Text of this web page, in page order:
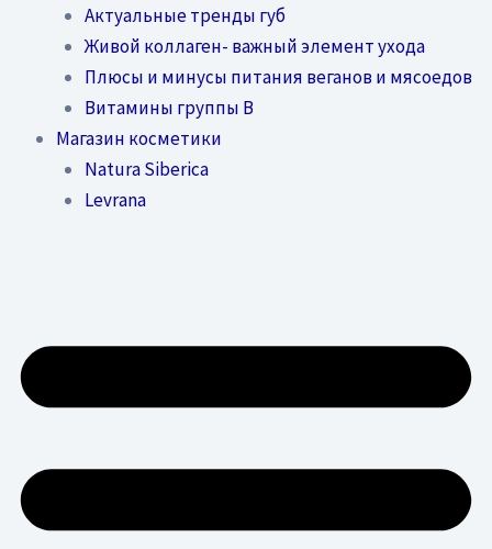
Актуальные тренды губ
Живой коллаген- важный элемент ухода
Плюсы и минусы питания веганов и мясоедов
Витамины группы В
Магазин косметики
Natura Siberica
Levrana